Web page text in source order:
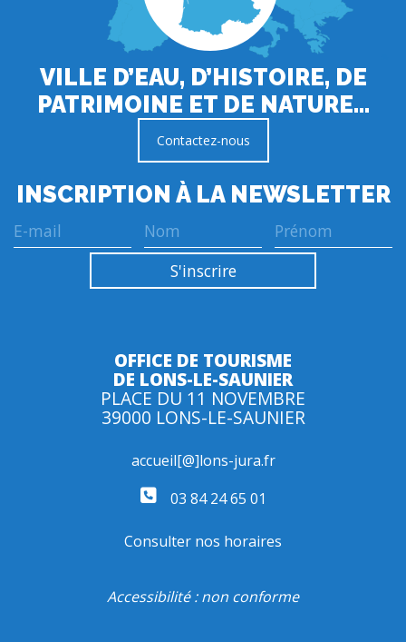
VILLE D’EAU, D’HISTOIRE, DE
PATRIMOINE ET DE NATURE…
Contactez-nous
INSCRIPTION À LA NEWSLETTER
OFFICE DE TOURISME
DE LONS-LE-SAUNIER
PLACE DU 11 NOVEMBRE
39000 LONS-LE-SAUNIER
accueil[@]lons-jura.fr
03 84 24 65 01
Consulter nos horaires
Accessibilité : non conforme